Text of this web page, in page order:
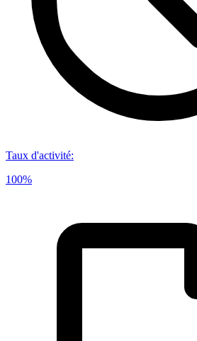
Taux d'activité:
100%